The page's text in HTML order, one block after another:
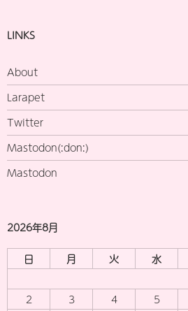
LINKS
About
Larapet
Twitter
Mastodon(:don:)
Mastodon
2026年8月
日 月 火 水
2
3 4 5